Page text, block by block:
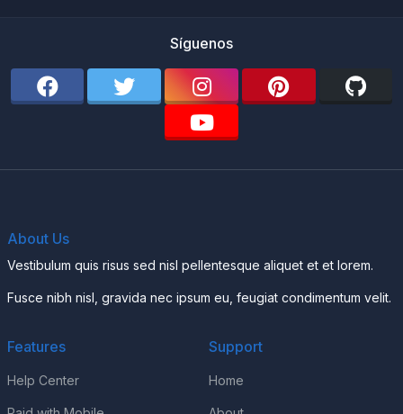
Síguenos
About Us
Vestibulum quis risus sed nisl pellentesque aliquet et et lorem.
Fusce nibh nisl, gravida nec ipsum eu, feugiat condimentum velit.
Features
Help Center
Support
Home